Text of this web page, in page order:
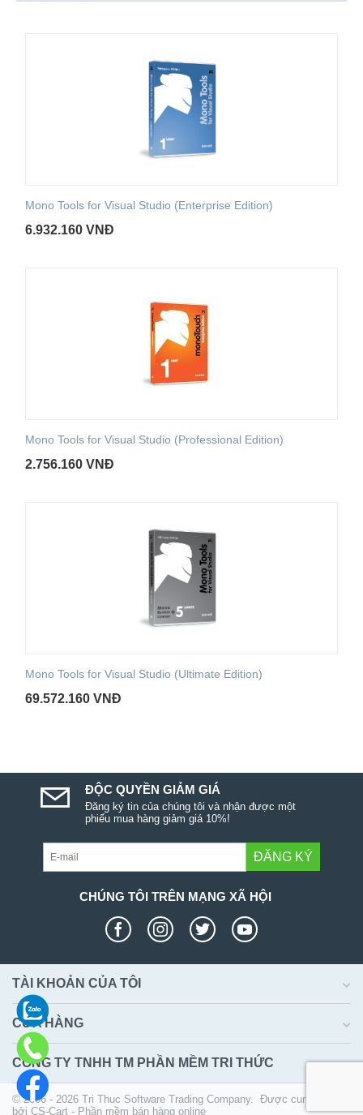
Mono Tools for Visual Studio (Enterprise Edition)
6.932.160 VNĐ
Mono Tools for Visual Studio (Professional Edition)
2.756.160 VNĐ
Mono Tools for Visual Studio (Ultimate Edition)
69.572.160 VNĐ
ĐỘC QUYỀN GIẢM GIÁ
Đăng ký tin của chúng tôi và nhận được một
phiếu mua hàng giảm giá 10%!
ĐĂNG KÝ
CHÚNG TÔI TRÊN MẠNG XÃ HỘI
TÀI KHOẢN CỦA TÔI
CỬA HÀNG
CÔNG TY TNHH TM PHẦN MỀM TRI THỨC
© 2006 - 2026 Tri Thuc Software Trading Company. Được cung cấp
bởi CS-Cart - Phần mềm bán hàng online